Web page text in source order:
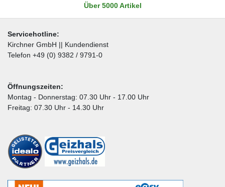
Über 5000 Artikel
Servicehotline:
Kirchner GmbH || Kundendienst
Telefon +49 (0) 9382 / 9791-0
Öffnungszeiten:
Montag - Donnerstag: 07.30 Uhr - 17.00 Uhr
Freitag: 07.30 Uhr - 14.30 Uhr